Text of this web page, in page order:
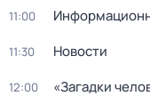
11:00
11:30 Новости
12:00 «Загадки